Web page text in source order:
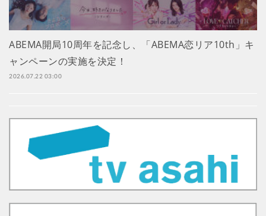
ABEMA開局10周年を記念し、「ABEMA恋リア10th」キ
ャンペーンの実施を決定！
2026.07.22 03:00